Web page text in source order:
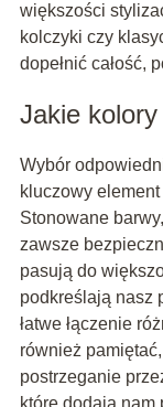
większości
kolczyki czy
dopełnić całość,
Jakie
Wybór
kluczowy
Stonowane
zawsze
pasują do
podkreślają nasz
łatwe łączenie
również
postrzeganie